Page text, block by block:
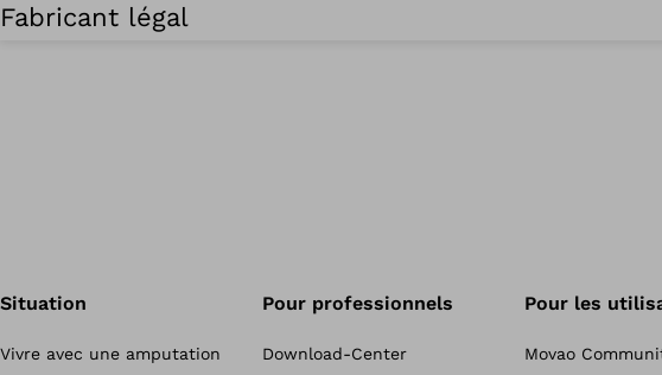
Fabricant légal
Situation
Vivre avec une amputation
Pour professionnels
Download-Center
Pour les
Movao